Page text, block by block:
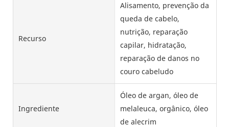
Recurso
Alisamento, prevenção da
queda de cabelo,
nutrição, reparação
capilar, hidratação,
reparação de danos no
couro cabeludo
Ingrediente
Óleo de argan, óleo de
melaleuca, orgânico, óleo
de alecrim